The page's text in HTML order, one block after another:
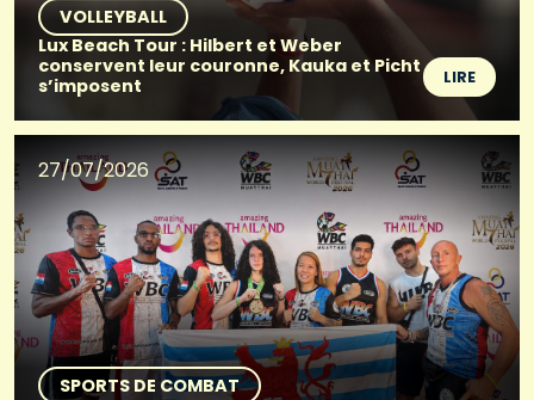
VOLLEYBALL
Lux Beach Tour : Hilbert et Weber
conservent leur couronne, Kauka et Picht
s’imposent
LIRE
27/07/2026
SPORTS DE COMBAT